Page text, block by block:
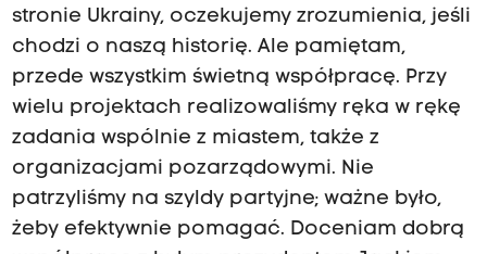
stronie Ukrainy, oczekujemy zrozumienia, jeśli
chodzi o naszą historię. Ale pamiętam,
przede wszystkim świetną współpracę. Przy
wielu projektach realizowaliśmy ręka w rękę
zadania wspólnie z miastem, także z
organizacjami pozarządowymi. Nie
patrzyliśmy na szyldy partyjne; ważne było,
żeby efektywnie pomagać. Doceniam dobrą